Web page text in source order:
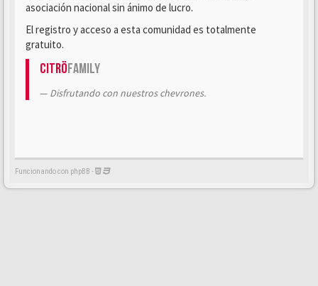
asociación nacional sin ánimo de lucro.
El registro y acceso a esta comunidad es totalmente
gratuito.
CitröFamily
Disfrutando con nuestros chevrones.
Funcionando con phpBB -